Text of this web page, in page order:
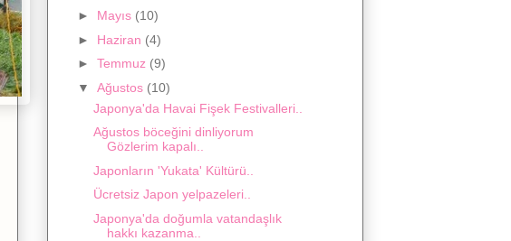
► Mayıs (10)
► Haziran (4)
► Temmuz (9)
▼ Ağustos (10)
Japonya'da Havai Fişek Festivalleri..
Ağustos böceğini dinliyorum
Gözlerim kapalı..
Japonların 'Yukata' Kültürü..
Ücretsiz Japon yelpazeleri..
Japonya'da doğumla vatandaşlık
hakkı kazanma..